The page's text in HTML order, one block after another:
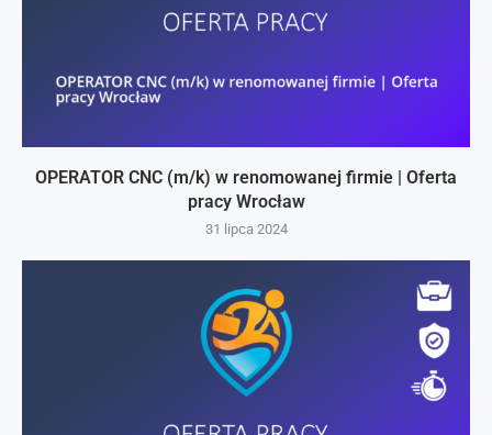
OPERATOR CNC (m/k) w renomowanej firmie | Oferta
pracy Wrocław
31 lipca 2024